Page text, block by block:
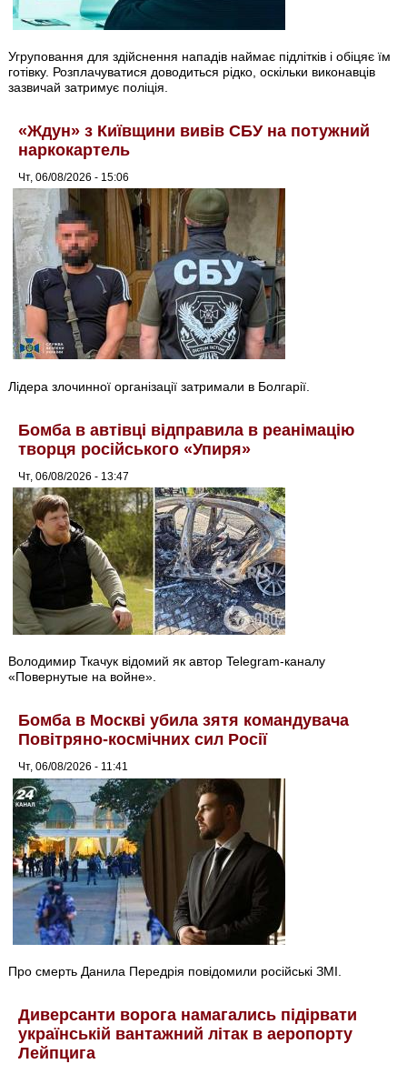
Угруповання для здійснення нападів наймає підлітків і обіцяє їм
готівку. Розплачуватися доводиться рідко, оскільки виконавців
зазвичай затримує поліція.
«Ждун» з Київщини вивів СБУ на потужний
наркокартель
Чт, 06/08/2026 - 15:06
Лідера злочинної організації затримали в Болгарії.
Бомба в автівці відправила в реанімацію
творця російського «Упиря»
Чт, 06/08/2026 - 13:47
Володимир Ткачук відомий як автор Telegram-каналу
«Повернутые на войне».
Бомба в Москві убила зятя командувача
Повітряно-космічних сил Росії
Чт, 06/08/2026 - 11:41
Про смерть Данила Передрія повідомили російські ЗМІ.
Диверсанти ворога намагались підірвати
українській вантажний літак в аеропорту
Лейпцига